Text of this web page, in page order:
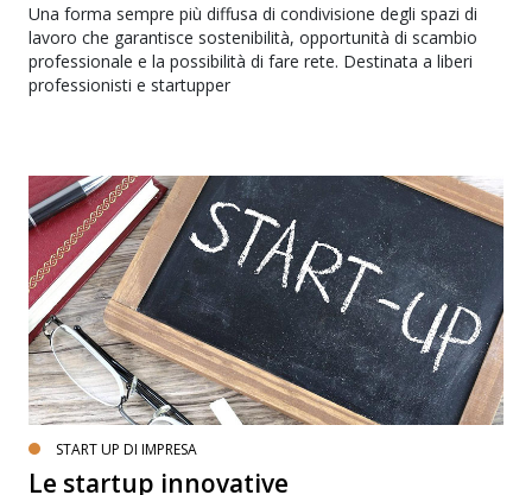
Una forma sempre più diffusa di condivisione degli spazi di
lavoro che garantisce sostenibilità, opportunità di scambio
professionale e la possibilità di fare rete. Destinata a liberi
professionisti e startupper
START UP DI IMPRESA
Le startup innovative